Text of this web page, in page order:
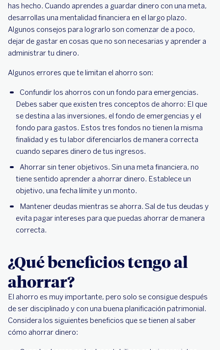
has hecho. Cuando aprendes a guardar dinero con una meta,
desarrollas una mentalidad financiera en el largo plazo.
Algunos consejos para lograrlo son comenzar de a poco,
dejar de gastar en cosas que no son necesarias y aprender a
administrar tu dinero.
Algunos errores que te limitan el ahorro son:
Confundir los ahorros con un fondo para emergencias.
Debes saber que existen tres conceptos de ahorro: El que
se destina a las inversiones, el fondo de emergencias y el
fondo para gastos. Estos tres fondos no tienen la misma
finalidad y es tu labor diferenciarlos de manera correcta
cuando separes dinero de tus ingresos.
Ahorrar sin tener objetivos. Sin una meta financiera, no
tiene sentido aprender a ahorrar dinero. Establece un
objetivo, una fecha límite y un monto.
Mantener deudas mientras se ahorra. Sal de tus deudas y
evita pagar intereses para que puedas ahorrar de manera
correcta.
¿Qué beneficios tengo al
ahorrar?
El ahorro es muy importante, pero solo se consigue después
de ser disciplinado y con una buena planificación patrimonial.
Considera los siguientes beneficios que se tienen al saber
cómo ahorrar dinero: